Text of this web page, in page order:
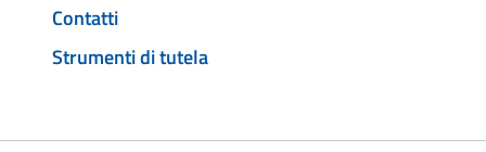
Contatti
Strumenti di tutela